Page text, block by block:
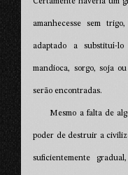
amanhecesse sem
adaptado a substituí-
mandioca, sorgo, soja
serão encontradas.
Mesmo a falta de
poder de destruir a
suficientemente